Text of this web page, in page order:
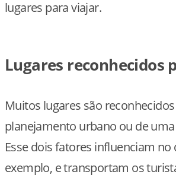
lugares para viajar.
Lugares reconhecidos
Muitos lugares são
planejamento urbano ou de
Esse dois fatores influenciam
exemplo, e transportam os